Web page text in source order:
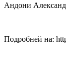
Андони
Подробней на: